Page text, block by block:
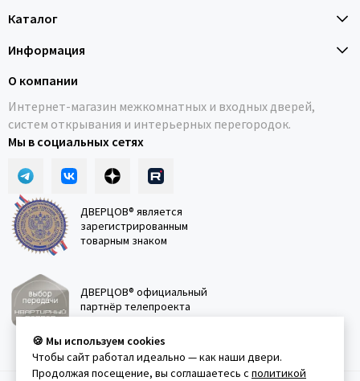
Каталог
Информация
О компании
Интернет-магазин межкомнатных и входных дверей,
систем открывания и интерьерных перегородок.
Мы в социальных сетях
ДВЕРЦОВ® является
зарегистрированным
товарным знаком
ДВЕРЦОВ® официальный
партнёр телепроекта
🍪 Мы используем cookies
Чтобы сайт работал идеально — как наши двери.
Продолжая посещение, вы соглашаетесь с политикой